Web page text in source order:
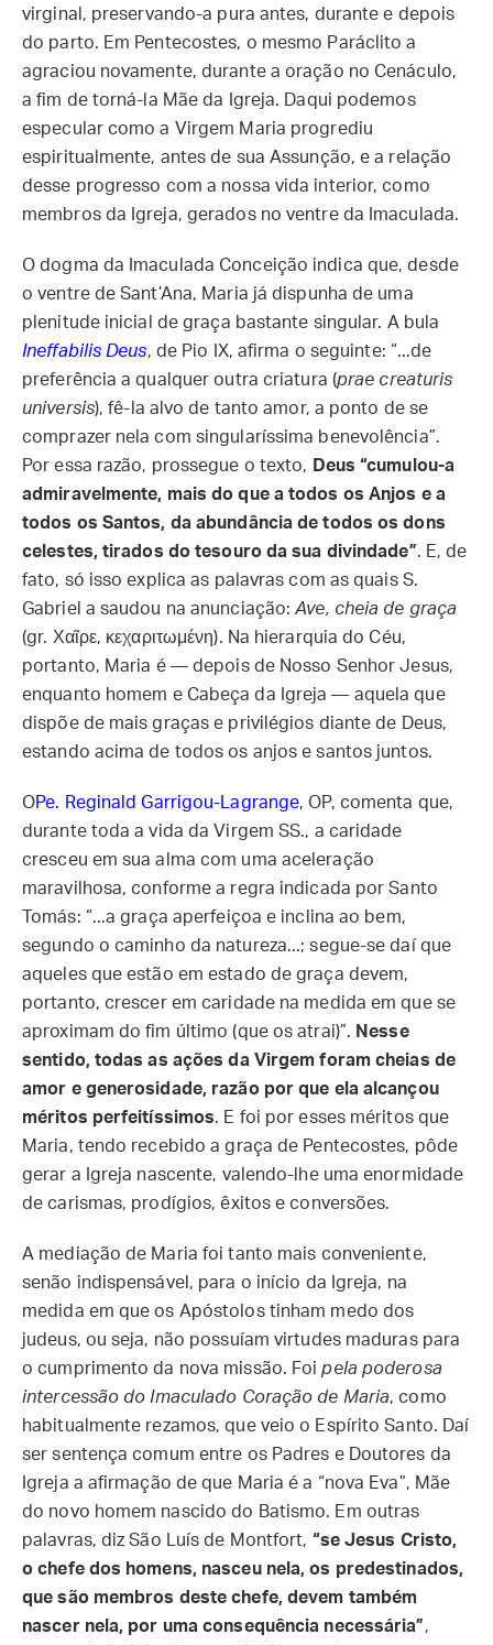
virginal, preservando-a pura antes, durante e depois
do parto. Em Pentecostes, o mesmo Paráclito a
agraciou novamente, durante a oração no Cenáculo,
a fim de torná-la Mãe da Igreja. Daqui podemos
especular como a Virgem Maria progrediu
espiritualmente, antes de sua Assunção, e a relação
desse progresso com a nossa vida interior, como
membros da Igreja, gerados no ventre da Imaculada.
O dogma da Imaculada Conceição indica que, desde
o ventre de Sant’Ana, Maria já dispunha de uma
plenitude inicial de graça bastante singular. A bula
Ineffabilis Deus, de Pio IX, afirma o seguinte: “...de
preferência a qualquer outra criatura (prae creaturis
universis), fê-la alvo de tanto amor, a ponto de se
comprazer nela com singularíssima benevolência”.
Por essa razão, prossegue o texto, Deus “cumulou-a
admiravelmente, mais do que a todos os Anjos e a
todos os Santos, da abundância de todos os dons
celestes, tirados do tesouro da sua divindade”. E, de
fato, só isso explica as palavras com as quais S.
Gabriel a saudou na anunciação:Ave, cheia de graça
(gr. Χαῖρε, κεχαριτωμένη). Na hierarquia do Céu,
portanto, Maria é — depois de Nosso Senhor Jesus,
enquanto homem e Cabeça da Igreja — aquela que
dispõe de mais graças e privilégios diante de Deus,
estando acima de todos os anjos e santos juntos.
OPe. Reginald Garrigou-Lagrange, OP, comenta que,
durante toda a vida da Virgem SS., a caridade
cresceu em sua alma com uma aceleração
maravilhosa, conforme a regra indicada por Santo
Tomás: “...a graça aperfeiçoa e inclina ao bem,
segundo o caminho da natureza...; segue-se daí que
aqueles que estão em estado de graça devem,
portanto, crescer em caridade na medida em que se
aproximam do fim último (que os atrai)”. Nesse
sentido, todas as ações da Virgem foram cheias de
amor e generosidade, razão por que ela alcançou
méritos perfeitíssimos. E foi por esses méritos que
Maria, tendo recebido a graça de Pentecostes, pôde
gerar a Igreja nascente, valendo-lhe uma enormidade
de carismas, prodígios, êxitos e conversões.
A mediação de Maria foi tanto mais conveniente,
senão indispensável, para o início da Igreja, na
medida em que os Apóstolos tinham medo dos
judeus, ou seja, não possuíam virtudes maduras para
o cumprimento da nova missão. Foipela poderosa
intercessão do Imaculado Coração de Maria, como
habitualmente rezamos, que veio o Espírito Santo. Daí
ser sentença comum entre os Padres e Doutores da
Igreja a afirmação de que Maria é a “nova Eva”, Mãe
do novo homem nascido do Batismo. Em outras
palavras, diz São Luís de Montfort, “se Jesus Cristo,
o chefe dos homens, nasceu nela, os predestinados,
que são membros deste chefe, devem também
nascer nela, por uma consequência necessária”,